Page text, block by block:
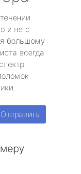
и не с
большому
всегда
Отправить